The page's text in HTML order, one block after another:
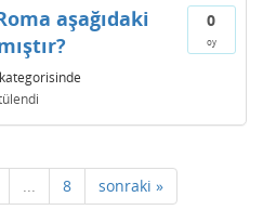
0
oy
aşağıdaki
kategorisinde
... 8 sonraki »